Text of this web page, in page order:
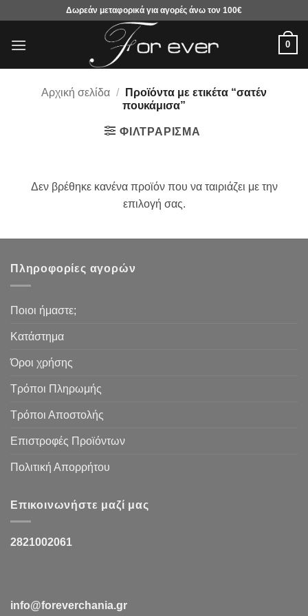
περιεχόμενο
Δωρεάν μεταφορικά για αγορές άνω τον 100€
0
Αρχική σελίδα /
Προϊόντα με ετικέτα “σατέν
πουκάμισα”
ΦΙΛΤΡΆΡΙΣΜΑ
Δεν βρέθηκε κανένα προϊόν που να ταιριάζει με την
επιλογή σας.
Πληροφορίες αγορών
Ποιοι ήμαστε;
Κατάστημα
Όροι χρήσης
Τρόποι Πληρωμής
Τρόποι Αποστολής
Επιστροφές Προϊόντων
Πολιτική Απορρήτου
Επικοινωνήστε μαζί μας
2821002061
info@foreverchania.gr